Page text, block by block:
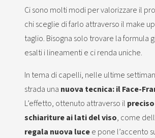
Ci sono molti modi per valorizzare il
chi sceglie di farlo attraverso il make
taglio. Bisogna solo trovare la formula
esalti i lineamenti e ci renda uniche.
In tema di capelli, nelle ultime
strada una nuova tecnica: il Face-
L’effetto, ottenuto attraverso il
schiariture ai lati del viso, come
regala nuova lucee pone l’accento